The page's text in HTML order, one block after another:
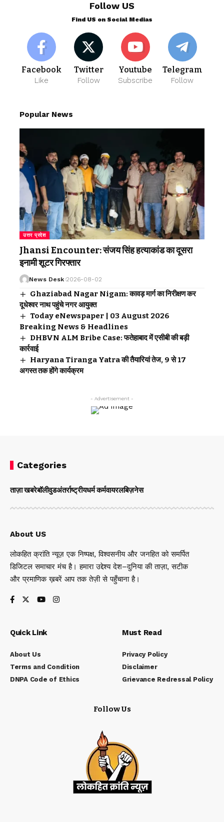
Follow US
Find US on Social Medias
Facebook
Like
Twitter
Follow
Youtube
Subscribe
Telegram
Follow
Popular News
उत्तर प्रदेश
Jhansi Encounter: संजय सिंह हत्याकांड का दूसरा
इनामी शूटर गिरफ्तार
News Desk 2026-08-02
Ghaziabad Nagar Nigam: कावड़ मार्ग का निरीक्षण कर
दूधेश्वर नाथ पहुंचे नगर आयुक्त
Today eNewspaper | 03 August 2026
Breaking News & Headlines
DHBVN ALM Bribe Case: फतेहाबाद में एसीबी की बड़ी
कार्रवाई
Haryana Tiranga Yatra की तैयारियां तेज, 9 से 17
अगस्त तक होंगे कार्यक्रम
- Advertisement -
Categories
ताज़ा खबरेबॉलीवुडअंतर्राष्ट्रीयधर्म कर्मवायरलबिज़नेस
About US
लोकहित क्रांति न्यूज़ एक निष्पक्ष, विश्वसनीय और जनहित को समर्पित
डिजिटल समाचार मंच है। हमारा उद्देश्य देश–दुनिया की ताज़ा, सटीक
और प्रमाणिक ख़बरें आप तक तेज़ी से पहुँचाना है।
Quick Link
About Us
Terms and Condition
DNPA Code of Ethics
Must Read
Privacy Policy
Disclaimer
Grievance Redressal Policy
Follow Us